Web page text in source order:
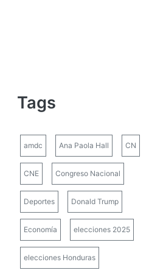
Tags
amdc Ana Paola Hall CN
CNE Congreso Nacional
Deportes Donald Trump
Economía elecciones 2025
elecciones Honduras